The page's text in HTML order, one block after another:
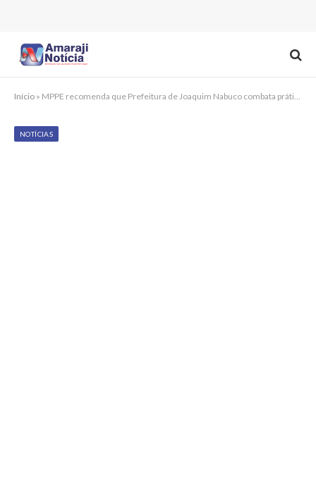
Início » MPPE recomenda que Prefeitura de Joaquim Nabuco combata prática de nepotismo
NOTÍCIAS